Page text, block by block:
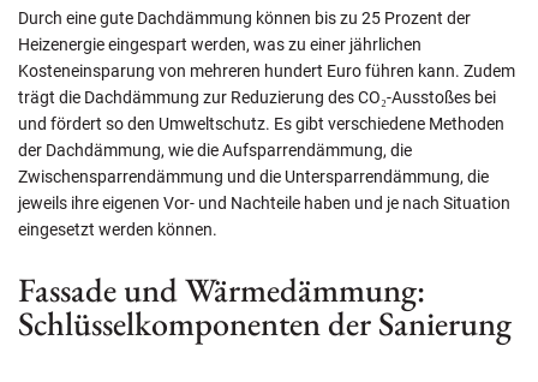
Durch eine gute Dachdämmung können bis zu 25 Prozent der
Heizenergie eingespart werden, was zu einer jährlichen
Kosteneinsparung von mehreren hundert Euro führen kann. Zudem
trägt die Dachdämmung zur Reduzierung des CO₂-Ausstoßes bei
und fördert so den Umweltschutz. Es gibt verschiedene Methoden
der Dachdämmung, wie die Aufsparrendämmung, die
Zwischensparrendämmung und die Untersparrendämmung, die
jeweils ihre eigenen Vor- und Nachteile haben und je nach Situation
eingesetzt werden können.
Fassade und Wärmedämmung:
Schlüsselkomponenten der Sanierung